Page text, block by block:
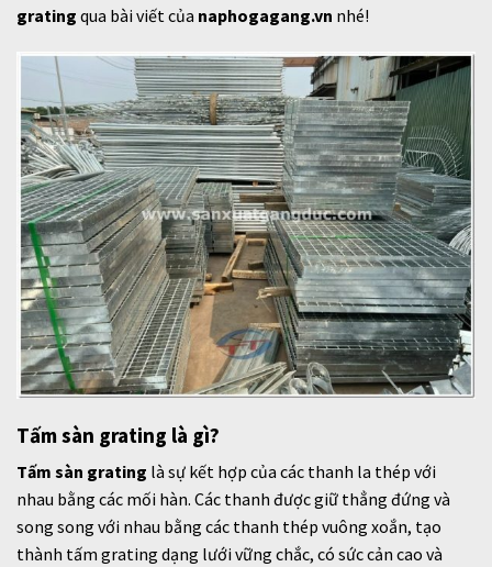
grating qua bài viết của naphogagang.vn nhé!
Tấm sàn grating là gì?
Tấm sàn grating là sự kết hợp của các thanh la thép với
nhau bằng các mối hàn. Các thanh được giữ thẳng đứng và
song song với nhau bằng các thanh thép vuông xoắn, tạo
thành tấm grating dạng lưới vững chắc, có sức cản cao và